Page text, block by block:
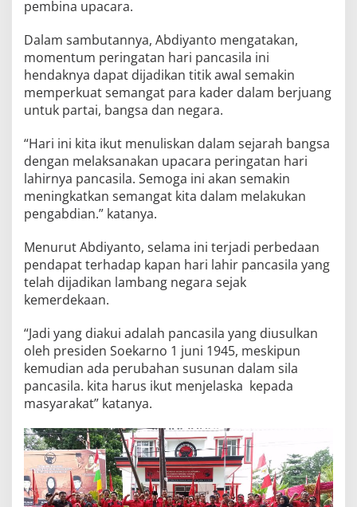
pembina upacara.
Dalam sambutannya, Abdiyanto mengatakan,
momentum peringatan hari pancasila ini
hendaknya dapat dijadikan titik awal semakin
memperkuat semangat para kader dalam berjuang
untuk partai, bangsa dan negara.
“Hari ini kita ikut menuliskan dalam sejarah bangsa
dengan melaksanakan upacara peringatan hari
lahirnya pancasila. Semoga ini akan semakin
meningkatkan semangat kita dalam melakukan
pengabdian.” katanya.
Menurut Abdiyanto, selama ini terjadi perbedaan
pendapat terhadap kapan hari lahir pancasila yang
telah dijadikan lambang negara sejak
kemerdekaan.
“Jadi yang diakui adalah pancasila yang diusulkan
oleh presiden Soekarno 1 juni 1945, meskipun
kemudian ada perubahan susunan dalam sila
pancasila. kita harus ikut menjelaska kepada
masyarakat” katanya.